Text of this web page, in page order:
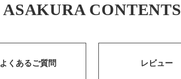
ASAKURA CONTENTS
よくあるご質問 レビュー